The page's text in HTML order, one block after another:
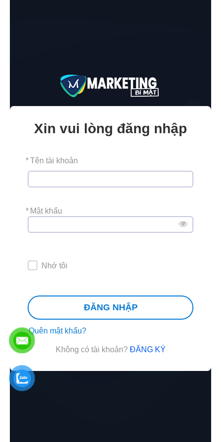
Xin vui lòng đăng nhập
*Tên tài khoản
* Mật khẩu
Nhớ tôi
ĐĂNG NHẬP
Quên mật khẩu?
Không có tài khoản? ĐĂNG KÝ